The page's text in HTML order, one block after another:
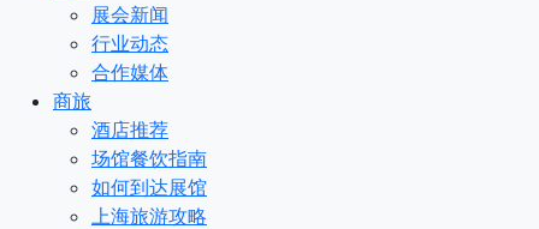
展会新闻
行业动态
合作媒体
商旅
酒店推荐
场馆餐饮指南
如何到达展馆
上海旅游攻略